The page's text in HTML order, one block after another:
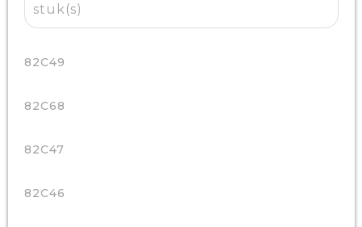
stuk(s)
82C49
82C68
82C47
82C46